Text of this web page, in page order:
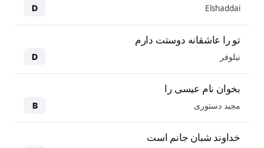
Elshaddai
D
تو را عاشقانه دوستت دارم
نیلوفر D
بخوان نام عیسی را
مجید دستوری B
خداوند شبان جانم است